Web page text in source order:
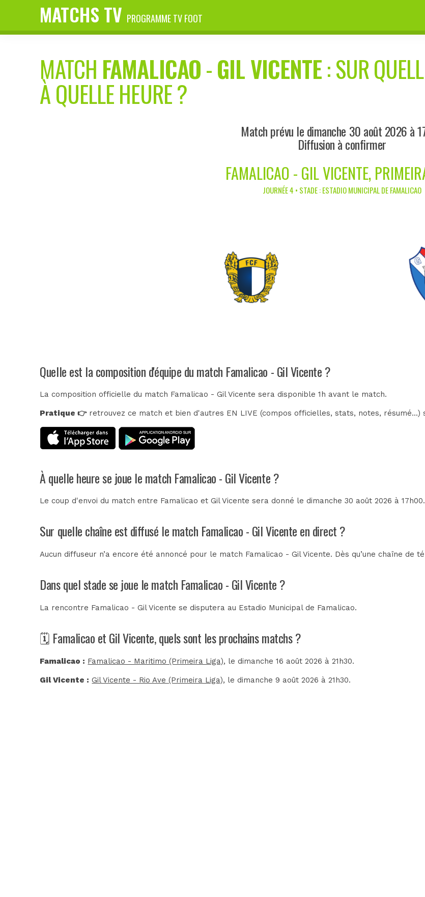
MATCHS TV PROGRAMME TV FOOT
MATCH FAMALICAO-GIL VICENTE: SUR
À QUELLE HEURE ?
Match prévu le dimanche 30 août 2026 à
Diffusion à confirmer
FAMALICAO - GIL VICENTE,
JOURNÉE 4 • STADE : ESTADIO MUNICIPAL DE FAMALICAO
Quelle est la composition d'équipe du match Famalicao - Gil Vicente ?
La composition officielle du match Famalicao - Gil Vicente sera disponible 1h avant le match.
Pratique 👉retrouvez ce match et bien d'autres EN LIVE (compos officielles, stats, notes, résumé...)
À quelle heure se joue le match Famalicao - Gil Vicente ?
Le coup d'envoi du match entre Famalicao et Gil Vicente sera donné le dimanche 30 août 2026 à
Sur quelle chaîne est diffusé le match Famalicao - Gil Vicente en direct ?
Aucun diffuseur n’a encore été annoncé pour le match Famalicao - Gil Vicente. Dès qu’une chaîne de
Dans quel stade se joue le match Famalicao - Gil Vicente ?
La rencontre Famalicao - Gil Vicente se disputera au Estadio Municipal de Famalicao.
🗓️ Famalicao et Gil Vicente, quels sont les prochains matchs ?
Famalicao : Famalicao - Maritimo (Primeira Liga), le dimanche 16 août 2026 à 21h30.
Gil Vicente : Gil Vicente - Rio Ave (Primeira Liga), le dimanche 9 août 2026 à 21h30.